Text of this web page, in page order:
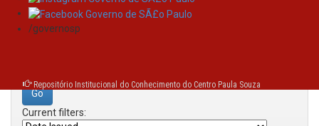
/governosp
Repositório Institucional do Conhecimento do Centro Paula Souza
Search:
Current filters: